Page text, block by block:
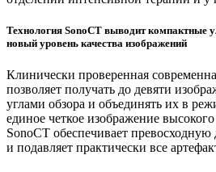
Технология SonoCT выводит компактные
новый уровень качества изображений
Клинически проверенная
позволяет получать до девяти
углами обзора и объединять их в
единое четкое изображение
SonoCT обеспечивает
и подавляет практически все